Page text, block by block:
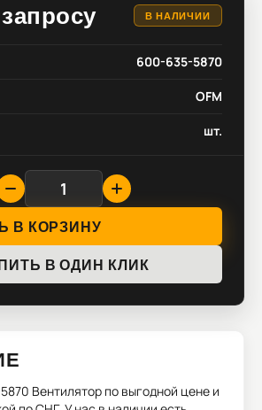
В НАЛИЧИИ
600-635-5870
OFM
шт.
В КОРЗИНУ
В ОДИН КЛИК
Вентилятор по выгодной цене и